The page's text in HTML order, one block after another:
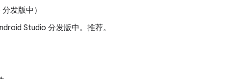
发版中）
Studio 分发版中。推荐。